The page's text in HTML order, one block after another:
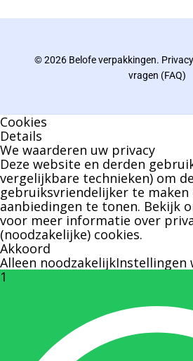
afgelopen decennia.
Bernard werkt 25 uur per
U kunt Bernard bellen of
over leveringen of facturen.
specifieke persoon niet kunt
Bernard u graag te woord
Nicole Bisscheroux:
+32(0)485 55 90 07
© 2026 Belofe verpakkingen.
vragen (FAQ)
Cookies
Details
We waarderen uw privacy
Deze website en derden
vergelijkbare technieken) om
gebruiksvriendelijker te maken
aanbiedingen te tonen. Bekijk
voor meer informatie over
(noodzakelijke) cookies.
Akkoord
Alleen noodzakelijkInstellingen
1